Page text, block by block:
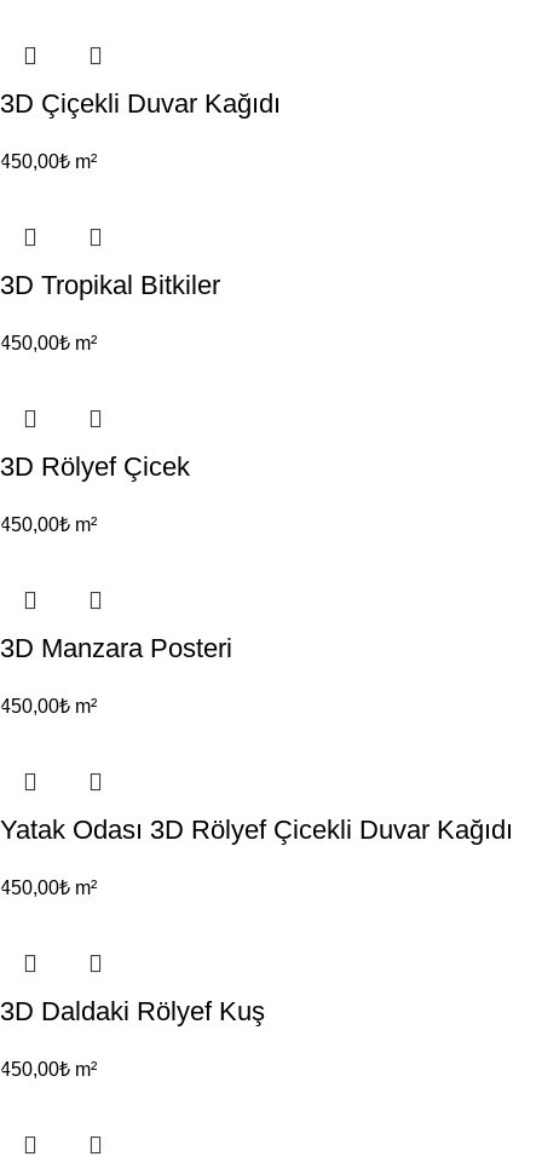
3D Çiçekli Duvar Kağıdı
450,00₺ m²
3D Tropikal Bitkiler
450,00₺ m²
3D Rölyef Çicek
450,00₺ m²
3D Manzara Posteri
450,00₺ m²
Yatak Odası 3D Rölyef Çicekli Duvar Kağıdı
450,00₺ m²
3D Daldaki Rölyef Kuş
450,00₺ m²